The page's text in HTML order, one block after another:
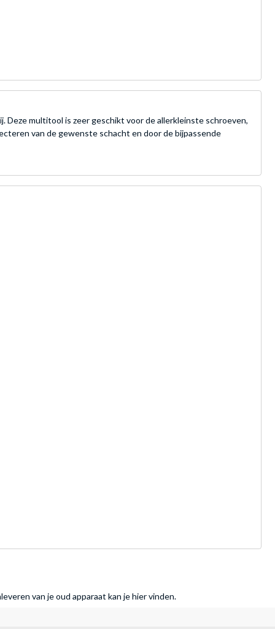
Deze multitool is zeer geschikt voor de allerkleinste schroeven,
van de gewenste schacht en door de bijpassende
van je oud apparaat kan je hier vinden.